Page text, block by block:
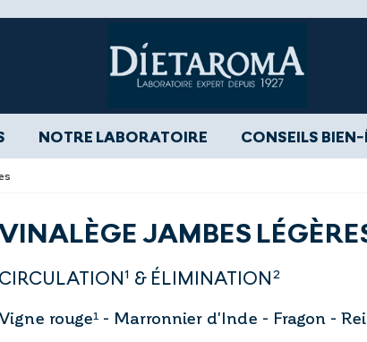
NOTRE LABORATOIRE CONSEILS BIEN-
JAMBES
& ÉLIMINATION²
rouge¹ - Marronnier d'Inde - Fragon -